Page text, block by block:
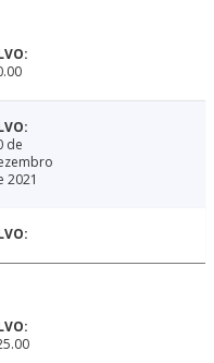
de
2021